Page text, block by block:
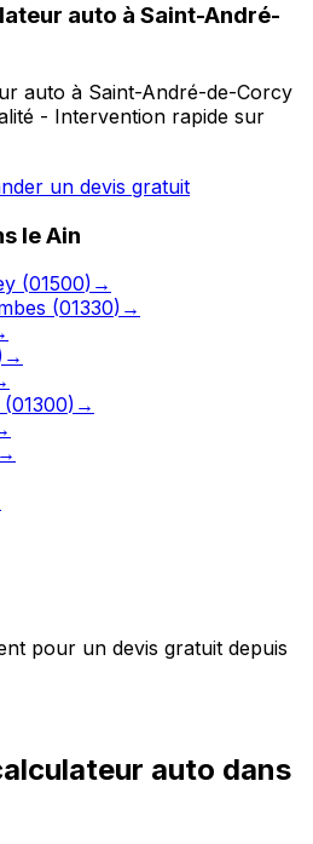
auto à Saint-André-
auto à Saint-André-de-Corcy
- Intervention rapide sur
un devis gratuit
leAin
(01500) →
(01330) →
→
(01300) →
→
pour un devis gratuit depuis
auto dans